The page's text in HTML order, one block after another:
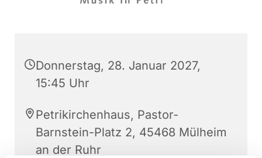
Donnerstag, 28. Januar 2027,
15:45 Uhr
Petrikirchenhaus, Pastor-
Barnstein-Platz 2, 45468 Mülheim
an der Ruhr